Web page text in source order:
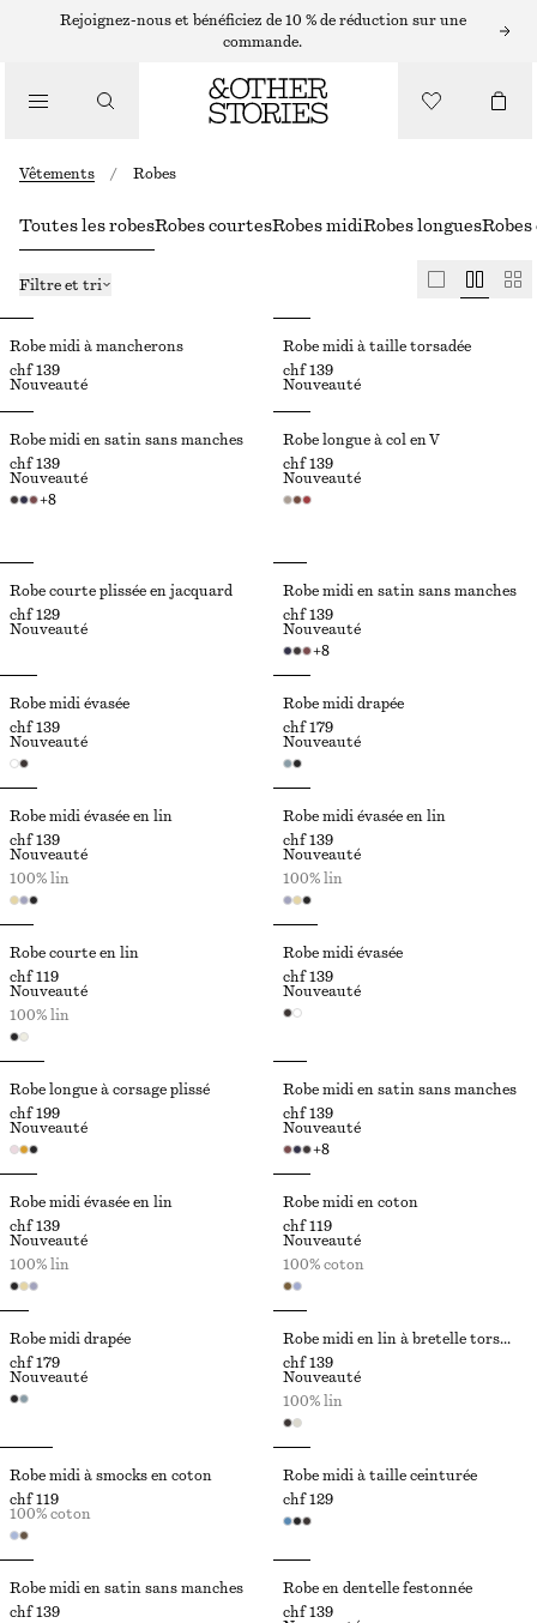
Rejoignez-nous et bénéficiez de 10 % de réduction sur une
commande.
Vêtements / Robes
Toutes les robesRobes courtesRobes midiRobes longues
Filtre et tri
Robe midi à mancherons
chf 139
Nouveauté
Robe midi à taille torsadée
chf 139
Nouveauté
Robe midi en satin sans manches
chf 139
+8
Nouveauté
Robe longue à col en V
chf 139
Nouveauté
Robe courte plissée en jacquard
chf 129
Nouveauté
Robe midi en satin sans manches
chf 139
+8
Nouveauté
Robe midi évasée
chf 139
Nouveauté
Robe midi drapée
chf 179
Nouveauté
Robe midi évasée en lin
chf 139
Nouveauté
100% lin
Robe midi évasée en lin
chf 139
Nouveauté
100% lin
Robe courte en lin
chf 119
Nouveauté
100% lin
Robe midi évasée
chf 139
Nouveauté
Robe longue à corsage plissé
chf 199
Nouveauté
Robe midi en satin sans manches
chf 139
+8
Nouveauté
Robe midi évasée en lin
chf 139
Nouveauté
100% lin
Robe midi en coton
chf 119
Nouveauté
100% coton
Robe midi drapée
chf 179
Nouveauté
Robe midi en lin à bretelle torsadée
chf 139
Nouveauté
100% lin
Robe midi à smocks en coton
chf 119
100% coton
Robe midi à taille ceinturée
chf 129
Robe midi en satin sans manches
chf 139
Robe en dentelle festonnée
chf 139